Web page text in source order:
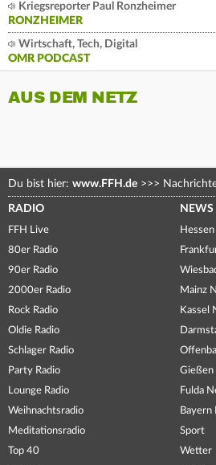
Kriegsreporter Paul Ronzheimer
RONZHEIMER
Wirtschaft, Tech, Digital
OMR PODCAST
AUS DEM NETZ
Du bist hier: www.FFH.de >>>
RADIO
FFH Live
80er Radio
90er Radio
2000er Radio
Rock Radio
Oldie Radio
Schlager Radio
Party Radio
Lounge Radio
Weihnachtsradio
Meditationsradio
Top 40
NEWS
Mainz
Kassel
Gießen
Fulda
Bayern
Sport
Wetter